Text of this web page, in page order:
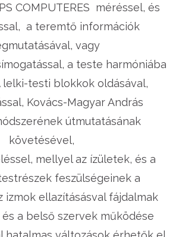
COMPUTERES méréssel, és
a teremtő információk
vagy
a teste harmóniába
lelki-testi blokkok oldásával,
Kovács-Magyar András
útmutatásának
követésével,
mellyel az ízületek, és a
feszülségeinek a
izmok ellazításásval fájdalmak
a belső szervek működése